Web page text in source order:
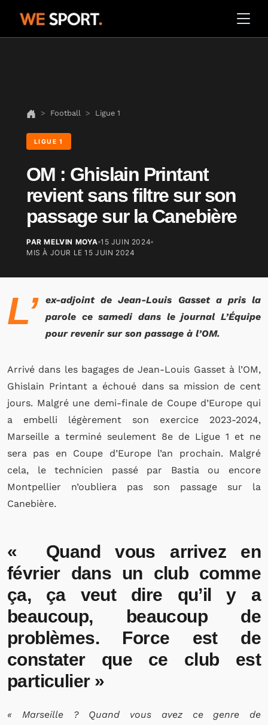
Football Ligue 1
LIGUE 1
OM : Ghislain Printant
revient sans filtre sur son
passage sur la Canebière
PAR MELVIN MOYA 15 JUIN 2024
MIS À JOUR LE15 JUIN 2024
L’
ex-adjoint de Jean-Louis Gasset a pris la
parole ce samedi dans le journal L’Équipe
pour revenir sur son passage à l’OM.
Arrivé dans les bagages de Jean-Louis Gasset à l’OM,
Ghislain Printant a échoué dans sa mission de cent
jours. Malgré une demi-finale de Coupe d’Europe qui
a embelli légèrement son exercice 2023-2024,
Marseille a terminé seulement 8e de Ligue 1 et ne
sera pas en Coupe d’Europe l’an prochain. Malgré
cela, le technicien passé par Bastia ou encore
Montpellier n’oubliera pas son passage sur la
Canebière.
« Quand vous arrivez en
février dans un club comme
ça, ça veut dire qu’il y a
beaucoup, beaucoup de
problèmes. Force est de
constater que ce club est
particulier »
« Marseille ? Quand vous avez ce genre de